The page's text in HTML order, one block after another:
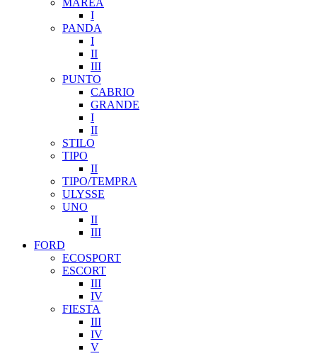
MAREA
I
PANDA
I
II
III
PUNTO
CABRIO
GRANDE
I
II
STILO
TIPO
II
TIPO/TEMPRA
ULYSSE
UNO
II
III
FORD
ECOSPORT
ESCORT
III
IV
FIESTA
III
IV
V